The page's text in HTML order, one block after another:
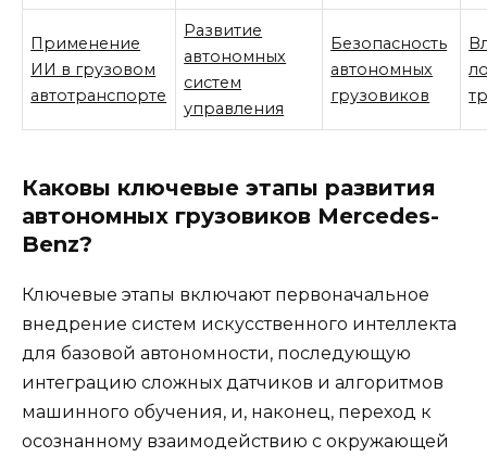
Применение
ИИ в грузовом
автотранспорте
Развитие
автономных
систем
управления
Безопасность
автономных
грузовиков
Каковы ключевые этапы развития
автономных грузовиков Mercedes-
Benz?
Ключевые этапы включают первоначальное
внедрение систем искусственного интеллекта
для базовой автономности, последующую
интеграцию сложных датчиков и алгоритмов
машинного обучения, и, наконец, переход к
осознанному взаимодействию с окружающей